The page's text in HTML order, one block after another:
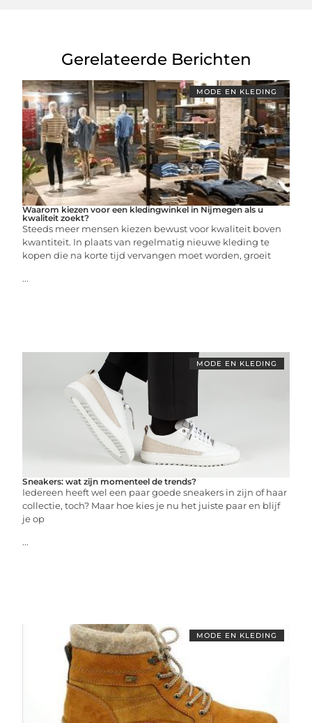
Gerelateerde Berichten
MODE EN KLEDING
Waarom kiezen voor een kledingwinkel in Nijmegen als u
kwaliteit zoekt?
Steeds meer mensen kiezen bewust voor kwaliteit boven
kwantiteit. In plaats van regelmatig nieuwe kleding te
kopen die na korte tijd vervangen moet worden, groeit
...
MODE EN KLEDING
Sneakers: wat zijn momenteel de trends?
Iedereen heeft wel een paar goede sneakers in zijn of haar
collectie, toch? Maar hoe kies je nu het juiste paar en blijf
je op
...
MODE EN KLEDING